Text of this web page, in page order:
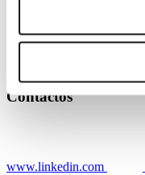
Contactos
www.linkedin.com